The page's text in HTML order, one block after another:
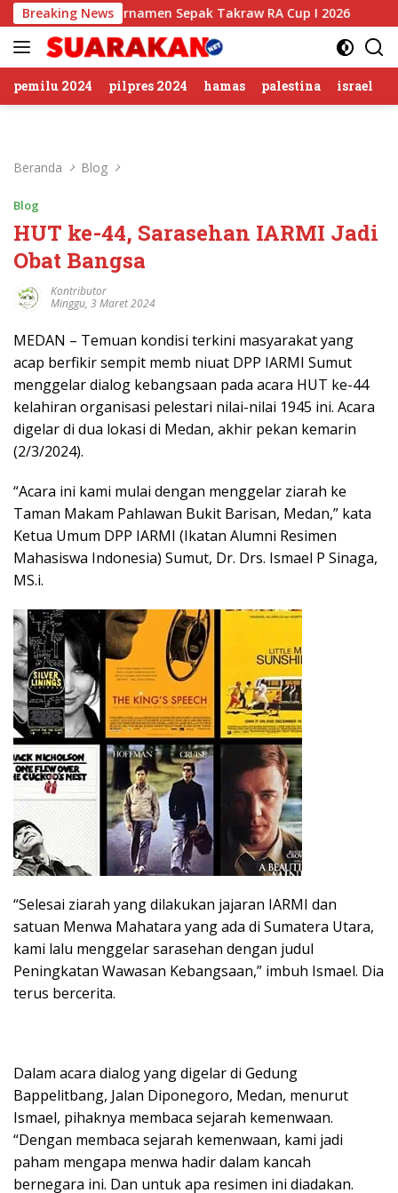
Langsung
ke
konten
Breaking News
Turnamen Sepak Takraw RA Cup I 2026 Putusan
pemilu 2024 pilpres 2024 hamas palestina israel
Beranda Blog
Blog
HUT ke-44, Sarasehan IARMI Jadi
Obat Bangsa
Kontributor
Minggu, 3 Maret 2024
MEDAN – Temuan kondisi terkini masyarakat yang
acap berfikir sempit memb niuat DPP IARMI Sumut
menggelar dialog kebangsaan pada acara HUT ke-44
kelahiran organisasi pelestari nilai-nilai 1945 ini. Acara
digelar di dua lokasi di Medan, akhir pekan kemarin
(2/3/2024).
“Acara ini kami mulai dengan menggelar ziarah ke
Taman Makam Pahlawan Bukit Barisan, Medan,” kata
Ketua Umum DPP IARMI (Ikatan Alumni Resimen
Mahasiswa Indonesia) Sumut, Dr. Drs. Ismael P Sinaga,
MS.i.
“Selesai ziarah yang dilakukan jajaran IARMI dan
satuan Menwa Mahatara yang ada di Sumatera Utara,
kami lalu menggelar sarasehan dengan judul
Peningkatan Wawasan Kebangsaan,” imbuh Ismael. Dia
terus bercerita.
Dalam acara dialog yang digelar di Gedung
Bappelitbang, Jalan Diponegoro, Medan, menurut
Ismael, pihaknya membaca sejarah kemenwaan.
“Dengan membaca sejarah kemenwaan, kami jadi
paham mengapa menwa hadir dalam kancah
bernegara ini. Dan untuk apa resimen ini diadakan.